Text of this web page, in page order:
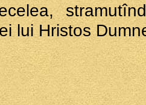
lui Hristos